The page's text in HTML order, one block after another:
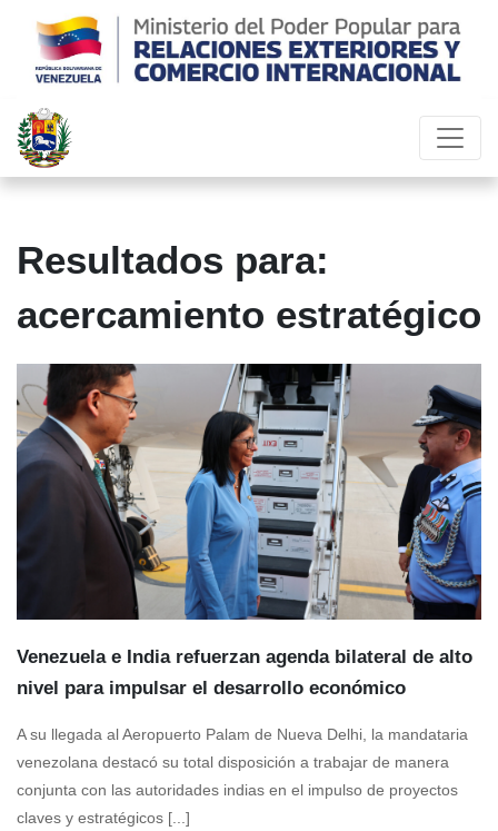
Resultados para:
acercamiento estratégico
Venezuela e India refuerzan agenda bilateral de alto
nivel para impulsar el desarrollo económico
A su llegada al Aeropuerto Palam de Nueva Delhi, la mandataria
venezolana destacó su total disposición a trabajar de manera
conjunta con las autoridades indias en el impulso de proyectos
claves y estratégicos [...]